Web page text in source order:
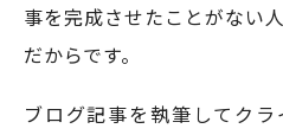
事を完成させたことがない
だからです。
ブログ記事を執筆してク